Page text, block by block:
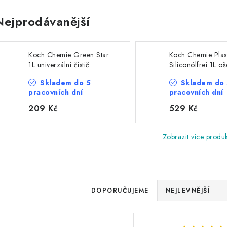
Koch Chemie Green Star
1L univerzální čistič
Skladem do 5
pracovních dní
209 Kč
Koch Chemie
Siliconölfrei 1L
Skladem do
pracovních dní
529 Kč
Zobrazit více
Ř
a
DOPORUČUJEME NEJLEVNĚJŠÍ